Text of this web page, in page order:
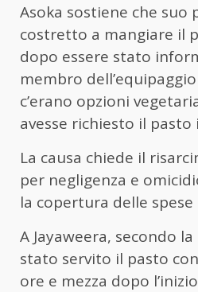
Asoka sostiene che suo
costretto a mangiare il
dopo essere stato
membro
c’erano opzioni
avesse richiesto il pasto
La causa chiede il
per negligenza e
la copertura delle spese
A Jayaweera, secondo
stato servito il pasto
ore e mezza dopo